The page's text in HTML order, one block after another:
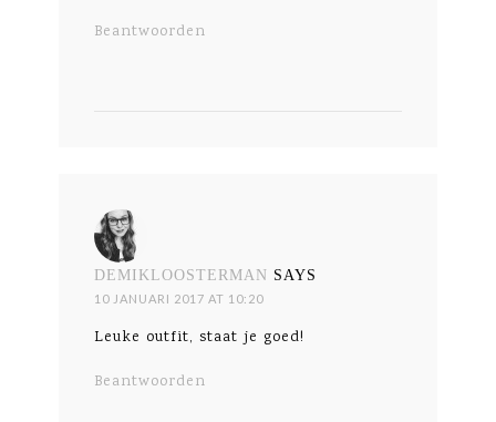
Beantwoorden
DEMIKLOOSTERMAN SAYS
10 JANUARI 2017 AT 10:20
Leuke outfit, staat je goed!
Beantwoorden